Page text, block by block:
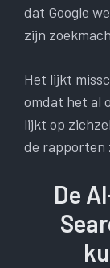
dat Google
zijn
Het lijkt
omdat het al
lijkt op
de rapporten
De